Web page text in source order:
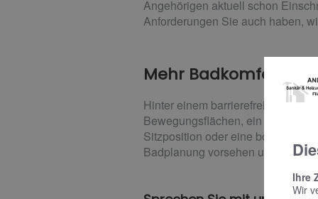
Angehörigen aktuell schon
Anforderungen Sie auch haben,
Mehr Badkomfort –
Hinter einem barrierefreien Bad
Bewegungsflächen, ein
Sitzposition oder eine
Badplanung vorsehen und später
Ihre
Wir